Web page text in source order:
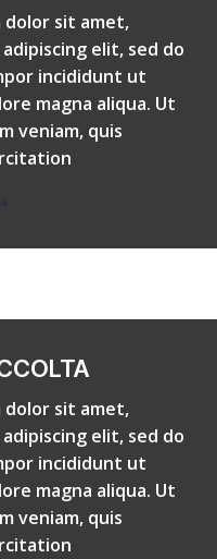
dolor sit amet,
elit, sed do
incididunt ut
magna aliqua. Ut
veniam, quis
dolor sit amet,
elit, sed do
incididunt ut
magna aliqua. Ut
veniam, quis